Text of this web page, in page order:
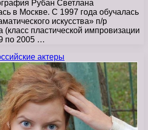
Рубан Светлана
в Москве. С 1997 года обучалась
искусства» п/р
пластической импровизации
по 2005 …
актеры